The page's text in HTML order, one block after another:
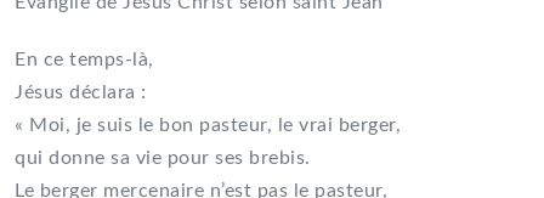
En ce temps-là,
Jésus déclara :
« Moi, je suis le bon pasteur, le vrai berger,
qui donne sa vie pour ses brebis.
Le berger mercenaire n’est pas le pasteur,